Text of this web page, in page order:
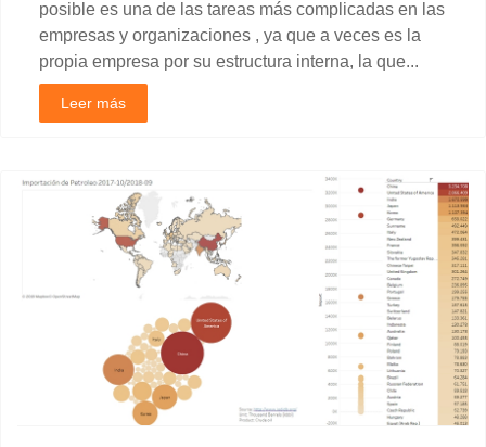
posible es una de las tareas más complicadas en las
empresas y organizaciones , ya que a veces es la
propia empresa por su estructura interna, la que...
Leer más